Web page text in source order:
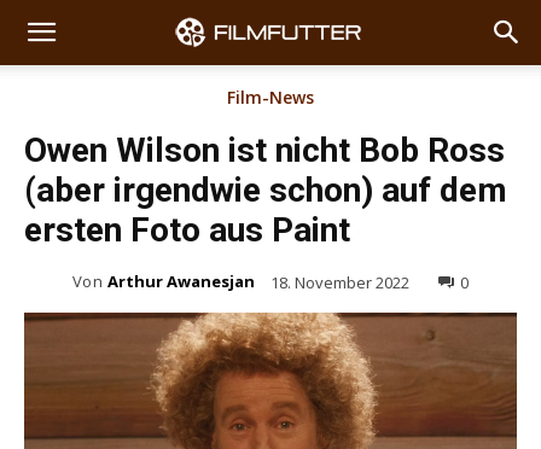
Film-News
Owen Wilson ist nicht Bob Ross
(aber irgendwie schon) auf dem
ersten Foto aus Paint
Von Arthur Awanesjan 18. November 2022 0